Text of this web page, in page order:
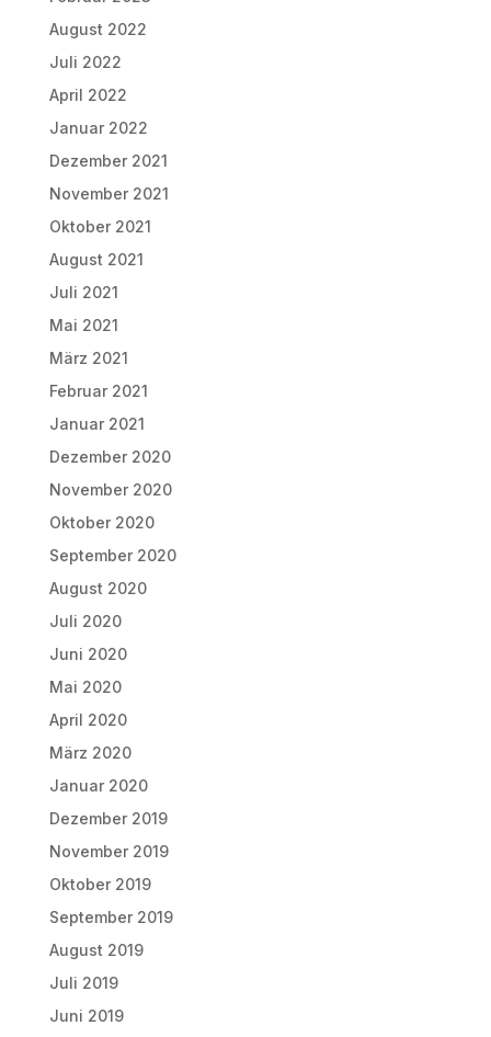
August 2022
Juli 2022
April 2022
Januar 2022
Dezember 2021
November 2021
Oktober 2021
August 2021
Juli 2021
Mai 2021
März 2021
Februar 2021
Januar 2021
Dezember 2020
November 2020
Oktober 2020
September 2020
August 2020
Juli 2020
Juni 2020
Mai 2020
April 2020
März 2020
Januar 2020
Dezember 2019
November 2019
Oktober 2019
September 2019
August 2019
Juli 2019
Juni 2019